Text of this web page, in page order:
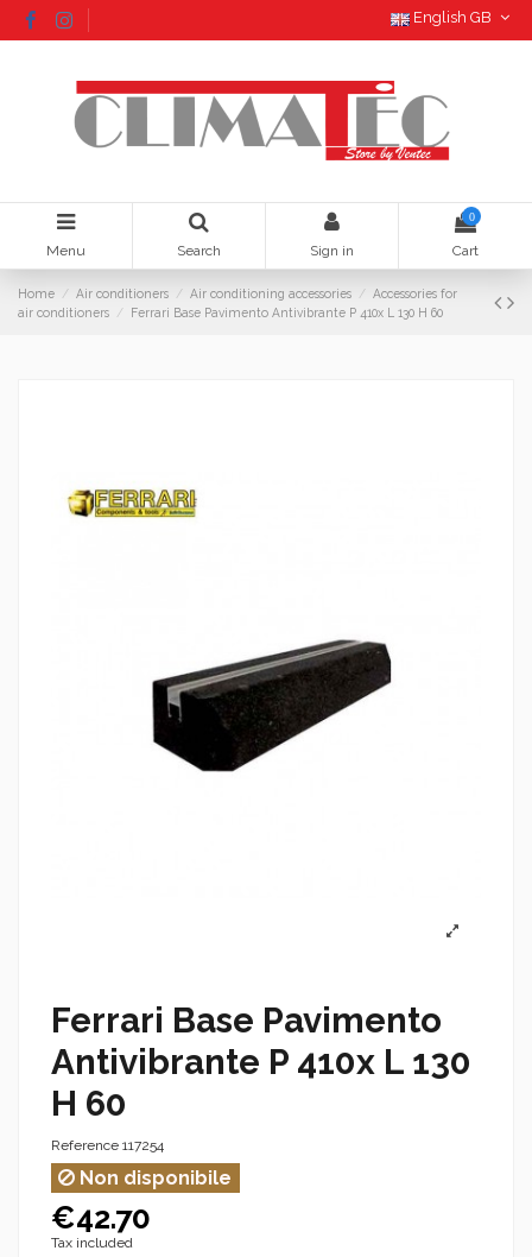
English GB
Menu Search Sign in
0
Cart
Home Air conditioners Air conditioning accessories
Accessories for
air conditioners
Ferrari Base Pavimento Antivibrante P 410x L 130 H 60
Ferrari Base Pavimento
Antivibrante P 410x L 130
H 60
Reference 117254
Non disponibile
€42.70
Tax included